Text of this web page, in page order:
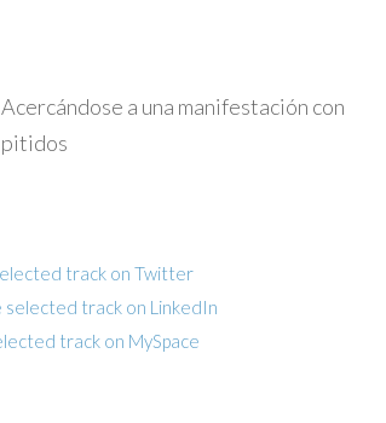
Acercándose a una manifestación con
pitidos